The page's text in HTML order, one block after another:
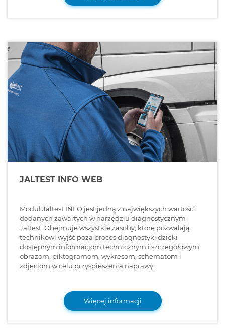
JALTEST INFO WEB
Moduł Jaltest INFO jest jedną z największych wartości
dodanych zawartych w narzędziu diagnostycznym
Jaltest. Obejmuje wszystkie zasoby, które pozwalają
technikowi wyjść poza proces diagnostyki dzięki
dostępnym informacjom technicznym i szczegółowym
obrazom, piktogramom, wykresom, schematom i
zdjęciom w celu przyspieszenia naprawy.
Więcej informacji